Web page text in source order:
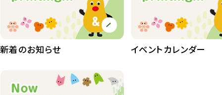
植物園 その他 423
83
新着のお知らせ イベントカレンダー